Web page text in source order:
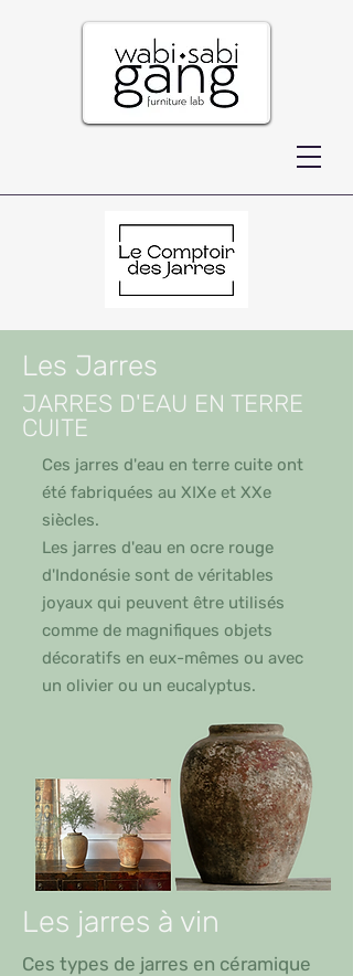
Les Jarres
JARRES D'EAU EN TERRE
CUITE
Ces jarres d'eau en terre cuite ont
été fabriquées au XIXe et XXe
siècles.
Les jarres d'eau en ocre rouge
d'Indonésie sont de véritables
joyaux qui peuvent être utilisés
comme de magnifiques objets
décoratifs en eux-mêmes ou avec
un olivier ou un eucalyptus.
Les jarres à vin
Ces types de jarres en céramique